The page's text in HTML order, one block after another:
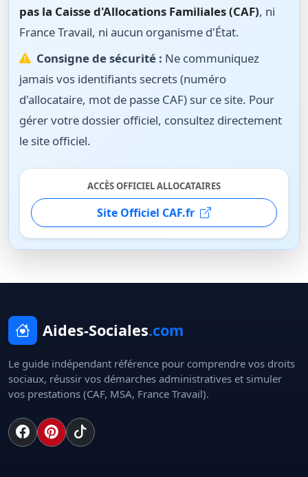
pas la Caisse d'Allocations Familiales (CAF), ni
France Travail, ni aucun organisme d'État.
Consigne de sécurité : Ne communiquez
jamais vos identifiants secrets (numéro
d'allocataire, mot de passe CAF) sur ce site. Pour
gérer votre dossier officiel, consultez directement
le site officiel.
ACCÈS OFFICIEL ALLOCATAIRES
Site Officiel CAF.fr
Aides-Sociales.com
Le guide indépendant référence pour comprendre vos droits
sociaux, réussir vos démarches administratives et simuler
vos prestations (CAF, MSA, France Travail).